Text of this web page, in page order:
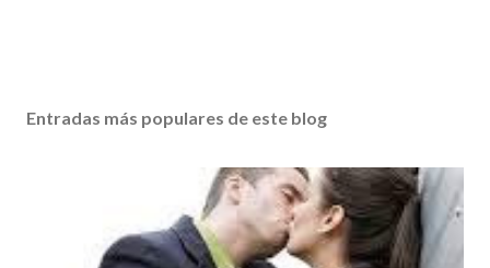
Entradas más populares de este blog